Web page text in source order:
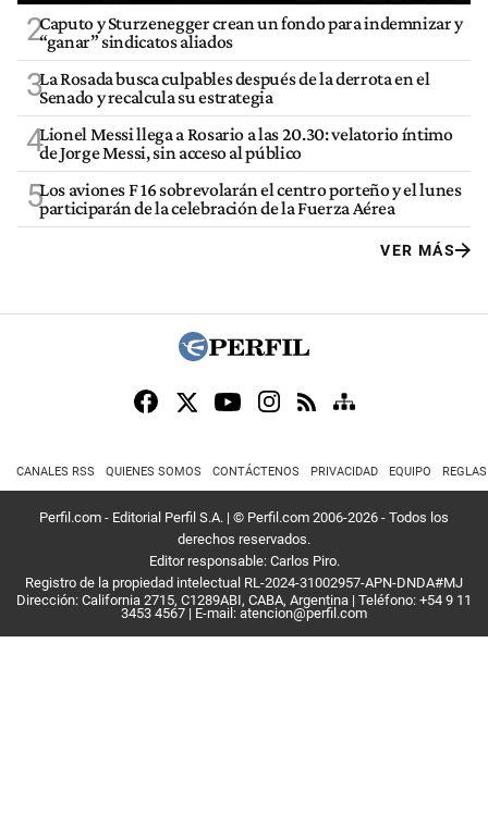
2Caputo y Sturzenegger crean un fondo para indemnizar y
“ganar” sindicatos aliados
3La Rosada busca culpables después de la derrota en el
Senado y recalcula su estrategia
4Lionel Messi llega a Rosario a las 20.30: velatorio íntimo
de Jorge Messi, sin acceso al público
5Los aviones F 16 sobrevolarán el centro porteño y el lunes
participarán de la celebración de la Fuerza Aérea
VER MÁS
CANALES RSS QUIENES SOMOS CONTÁCTENOS PRIVACIDAD EQUIPO
Perfil.com - Editorial Perfil S.A. | © Perfil.com 2006-2026 - Todos los
derechos reservados.
Editor responsable: Carlos Piro.
Registro de la propiedad intelectual RL-2024-31002957-APN-DNDA#MJ
Dirección: California 2715, C1289ABI, CABA, Argentina | Teléfono: +54 9 11
3453 4567 | E-mail: atencion@perfil.com